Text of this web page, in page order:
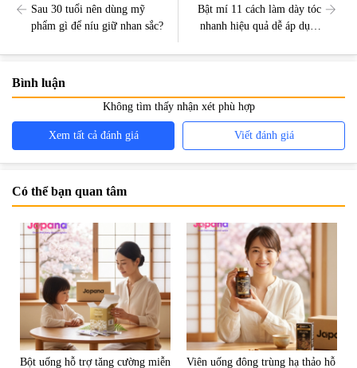
Sau 30 tuổi nên dùng mỹ
phẩm gì để níu giữ nhan sắc?
Bật mí 11 cách làm dày tóc
nhanh hiệu quả dễ áp dụng
Bình luận
Không tìm thấy nhận xét phù hợp
Xem tất cả đánh giá Viết đánh giá
Có thể bạn quan tâm
Bột uống hỗ trợ tăng cường miễn
Viên uống đông trùng hạ thảo hỗ